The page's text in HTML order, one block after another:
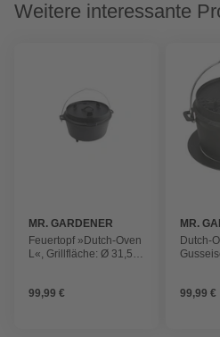
Weitere interessante
MR. GARDENER
Feuertopf »Dutch-Oven
L«, Grillfläche: Ø 31,5
99,99 €
MR.
Dutch-
99,99 €